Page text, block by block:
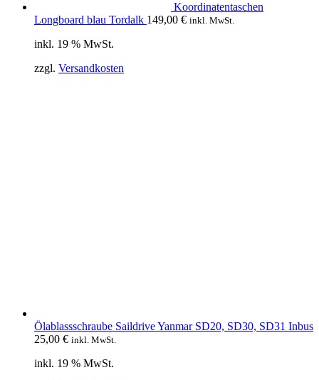
Koordinatentaschen
Longboard blau Tordalk 149,00 € inkl. MwSt.
inkl. 19 % MwSt.
zzgl. Versandkosten
Ölablassschraube Saildrive Yanmar SD20, SD30, SD31 Inbus
25,00 € inkl. MwSt.
inkl. 19 % MwSt.